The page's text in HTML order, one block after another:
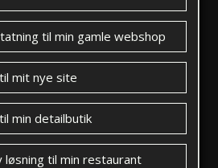
til min gamle webshop
mit nye site
min detailbutik
løsning til min restaurant